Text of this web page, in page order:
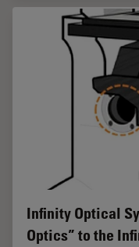
Infinity Optical
Optics” to the